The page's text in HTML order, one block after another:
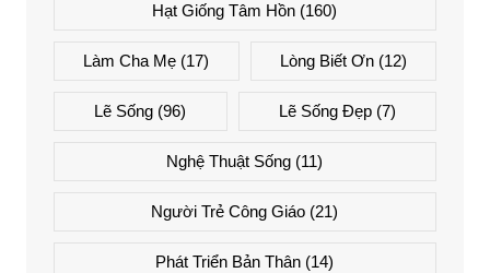
Hạt Giống Tâm Hồn (160)
Làm Cha Mẹ (17) Lòng Biết Ơn(12)
Lẽ Sống (96) Lẽ Sống Đẹp(7)
Nghệ Thuật Sống (11)
Người Trẻ Công Giáo (21)
Phát Triển Bản Thân (14)